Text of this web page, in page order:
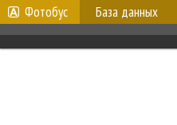
Фотобус База данных